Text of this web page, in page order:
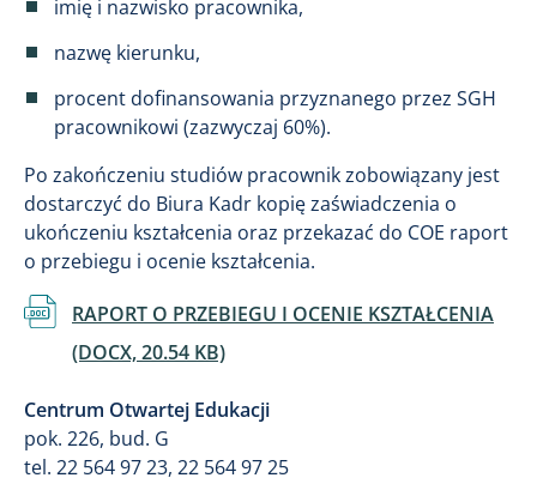
imię i nazwisko pracownika,
nazwę kierunku,
procent dofinansowania przyznanego przez SGH
pracownikowi (zazwyczaj 60%).
Po zakończeniu studiów pracownik zobowiązany jest
dostarczyć do Biura Kadr kopię zaświadczenia o
ukończeniu kształcenia oraz przekazać do COE raport
o przebiegu i ocenie kształcenia.
DokumentRAPORT O PRZEBIEGU I OCENIE KSZTAŁCENIA
(DOCX, 20.54 KB)
Centrum Otwartej Edukacji
pok. 226, bud. G
tel. 22 564 97 23, 22 564 97 25